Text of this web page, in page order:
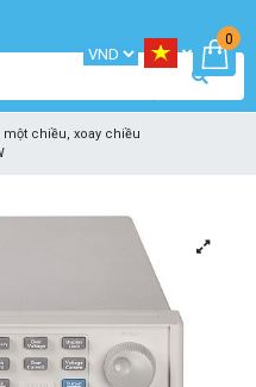
0
một chiều, xoay chiều